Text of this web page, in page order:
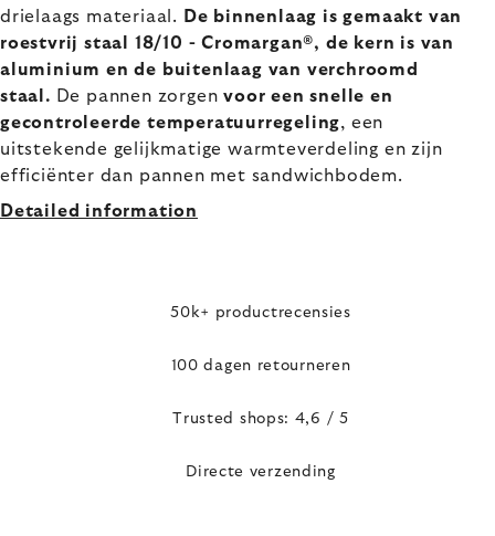
drielaags materiaal.
De binnenlaag is gemaakt van
roestvrij staal 18/10 - Cromargan®, de kern is van
aluminium en de buitenlaag van verchroomd
staal. De pannen zorgenvoor een snelle en
gecontroleerde temperatuurregeling, een
uitstekende gelijkmatige warmteverdeling en zijn
efficiënter dan pannen met sandwichbodem.
Detailed information
50k+ productrecensies
100 dagen retourneren
Trusted shops: 4,6 / 5
Directe verzending